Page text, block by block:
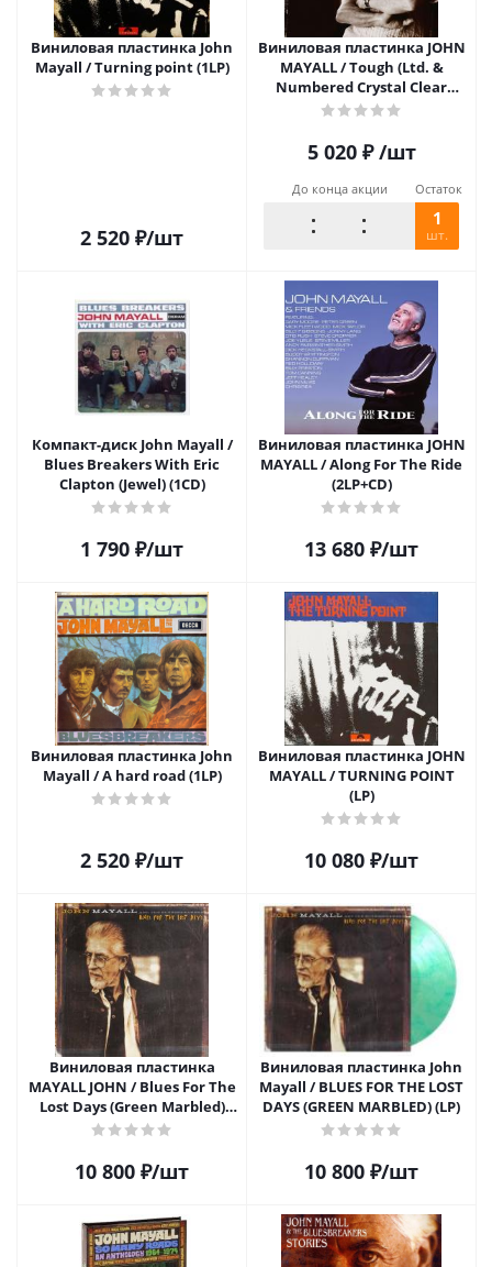
Виниловая пластинка John
Mayall / Turning point (1LP)
2 520 ₽/шт
Виниловая пластинка JOHN
MAYALL / Tough (Ltd. &
Numbered Crystal Clear
Vinyl) (2LP)
5 020₽ /шт
До конца акции Остаток
1
шт.
Компакт-диск John Mayall /
Blues Breakers With Eric
Clapton (Jewel) (1CD)
1 790 ₽/шт
Виниловая пластинка JOHN
MAYALL / Along For The Ride
(2LP+CD)
13 680 ₽/шт
Виниловая пластинка John
Mayall / A hard road (1LP)
2 520 ₽/шт
Виниловая пластинка JOHN
MAYALL / TURNING POINT
(LP)
10 080 ₽/шт
Виниловая пластинка
MAYALL JOHN / Blues For The
Lost Days (Green Marbled)
(LP)
10 800 ₽/шт
Виниловая пластинка John
Mayall / BLUES FOR THE LOST
DAYS (GREEN MARBLED) (LP)
10 800 ₽/шт